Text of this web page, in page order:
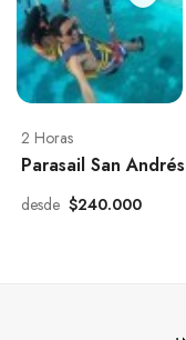
2 Horas
Parasail San Andrés
desde $240.000